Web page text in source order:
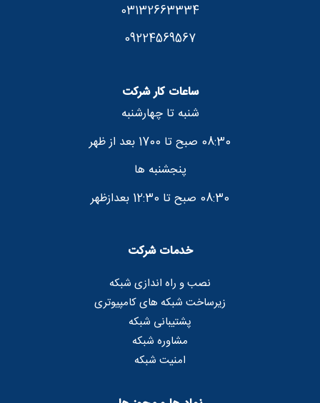
03132663334
09224569567
ساعات کار شرکت
شنبه تا چهارشنبه
08:30 صبح تا 1700 بعد از ظهر
پنجشنبه ها
08:30 صبح تا 12:30 بعدازظهر
خدمات شرکت
نصب و راه اندازی شبکه
زیرساخت شبکه های کامپیوتری
پشتیبانی شبکه
مشاوره شبکه
امنیت شبکه